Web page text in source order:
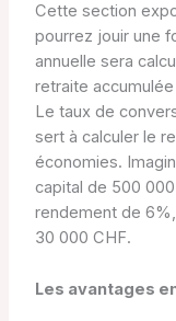
Cette section
pourrez jouir une
annuelle sera
retraite
Le taux de
sert à calculer le
économies.
capital de 500
rendement de
30 000 CHF.
Les avantages